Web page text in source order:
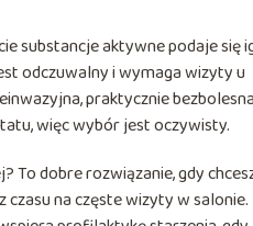
substancje aktywne podaje się
odczuwalny i wymaga wizyty u
praktycznie
więc wybór jest oczywisty.
To dobre rozwiązanie, gdy
czasu na częste wizyty w salonie.